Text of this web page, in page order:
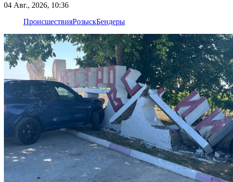
04 Авг., 2026, 10:36
ПроисшествияРозыскБендеры